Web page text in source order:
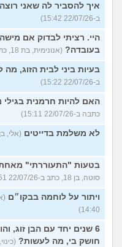
איך להסביר לה שאני
ב-22/07/26 15:42)
היי. רציתי לבדוק אם
בעובדה? (אנונימית, בת 18, כתבה ב-22/07/26 15:31)
בעיות ביני לבית הזוג,
ב-22/07/26 15:22)
האם להיות חרמנית בגילי
כתבה ב-22/07/26 15:11)
לא משלמת בדייטים (אלי, בן 29, כתב ב-22/07/26 15:00)
בטעות "התעוררתי"
סוטה, בן 18, כתב ב-22/07/26 14:51)
ויתור על לוחמה בבקו״ם
14:40)
6 שנים יחד עם הבן זוג,
חושק בי, מה לעשות?